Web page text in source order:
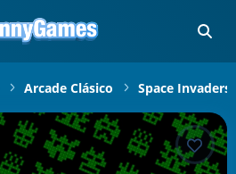
Arcade Clásico Space Invaders